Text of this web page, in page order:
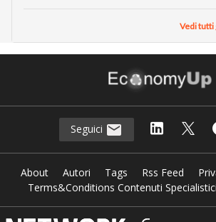
Vedi tutti
Seguici
About Autori Tags Rss Feed
Terms&Conditions Contenuti Specialistici